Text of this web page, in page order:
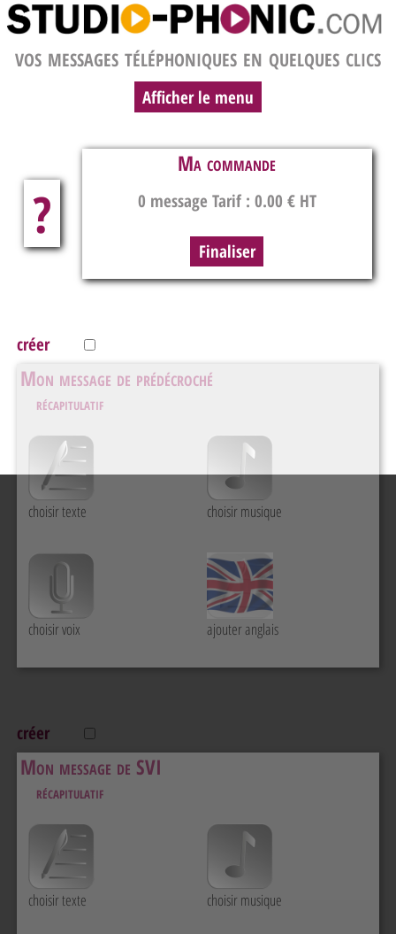
vos messages téléphoniques en quelques clics
Afficher le menu
?
Ma commande
0 message Tarif : 0.00 € HT
créer
Mon message de prédécroché
récapitulatif
choisir texte choisir musique
choisir voix ajouter anglais
créer
Mon message de SVI
récapitulatif
choisir texte choisir musique